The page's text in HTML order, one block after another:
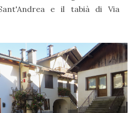
e il tabià di Via